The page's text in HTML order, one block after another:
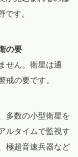
です。
の要
せん。衛星は通
戒の要です。
多数の小型衛星を
ルタイムで監視す
極超音速兵器など